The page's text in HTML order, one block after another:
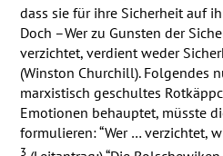
dass sie für ihre Sicherheit auf
Doch –Wer zu Gunsten der
verzichtet, verdient weder
(Winston Churchill). Folgendes
marxistisch geschultes
Emotionen behauptet, müsste
formulieren: “Wer … verzichtet,
3